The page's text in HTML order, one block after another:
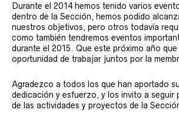
Durante el 2014 hemos tenido varios
dentro de la Sección, hemos podido
nuestros objetivos, pero otros todavía
como también tendremos eventos
durante el 2015. Que este próximo año
oportunidad de trabajar juntos por la
Agradezco a todos los que han aportado
dedicación y esfuerzo, y los invito a seguir
de las actividades y proyectos de la